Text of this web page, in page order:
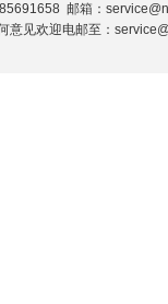
邮箱：
意见欢迎电邮至：